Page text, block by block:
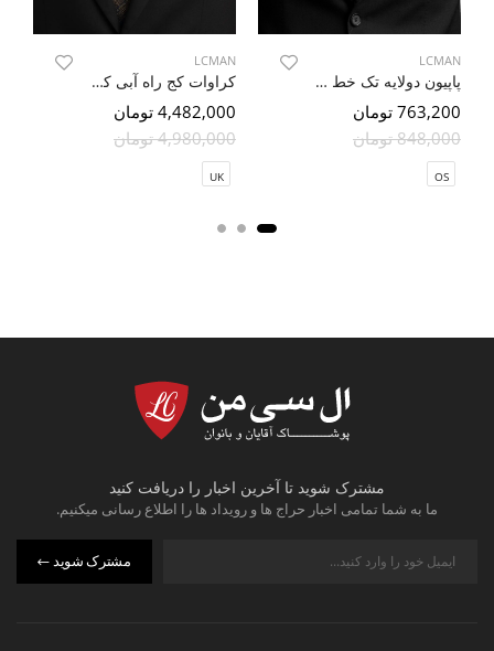
LCMAN
پاپیون دولایه تک خط طرح دار مشکی 38
763,200 تومان
848,000 تومان
OS
LCMAN
کراوات کج راه آبی کرم ال سی من
4,482,000 تومان
4,980,000 تومان
UK
مشترک شوید تا آخرین اخبار را دریافت کنید
ما به شما تمامی اخبار حراج ها و رویداد ها را اطلاع رسانی میکنیم.
مشترک شوید